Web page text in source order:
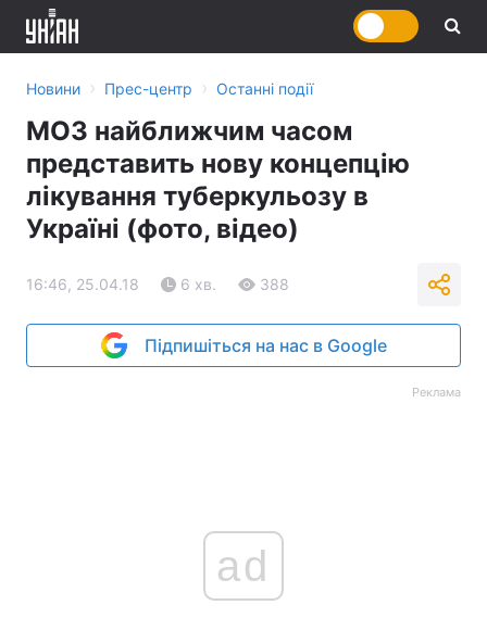
Новини › Прес-центр › Останні події
МОЗ найближчим часом
представить нову концепцію
лікування туберкульозу в
Україні (фото, відео)
16:46, 25.04.18 6 хв. 388
Підпишіться на нас в Google
Реклама
ad